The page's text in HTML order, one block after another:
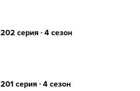
202 серия ∙ 4 сезон
201 серия ∙ 4 сезон